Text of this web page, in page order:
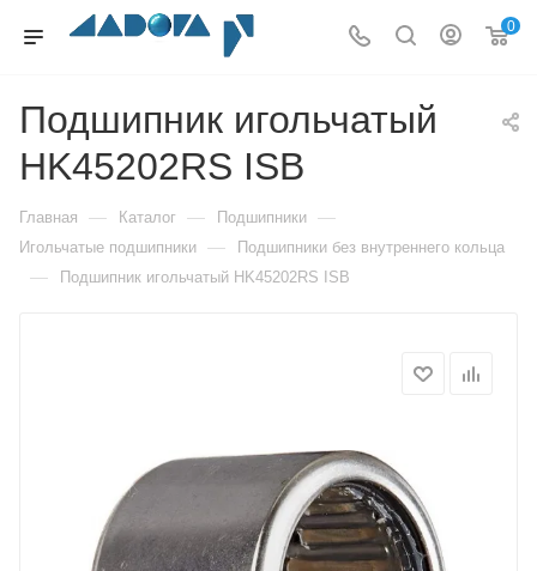
0
Подшипник игольчатый
HK45202RS ISB
Главная — Каталог — Подшипники —
Игольчатые подшипники — Подшипники без внутреннего кольца
— Подшипник игольчатый HK45202RS ISB